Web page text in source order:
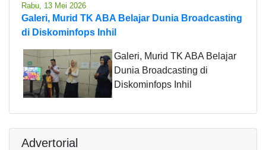
Rabu, 13 Mei 2026
Galeri, Murid TK ABA Belajar Dunia Broadcasting
di Diskominfops Inhil
Galeri, Murid TK ABA Belajar
Dunia Broadcasting di
Diskominfops Inhil
Advertorial